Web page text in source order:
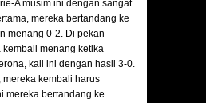
A musim ini dengan sangat
mereka bertandang ke
menang 0-2. Di pekan
menang ketika
kali ini dengan hasil 3-0.
mereka kembali harus
mereka bertandang ke